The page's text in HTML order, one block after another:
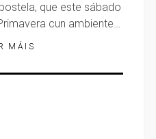
que este sábado
cun ambiente…
MÁIS